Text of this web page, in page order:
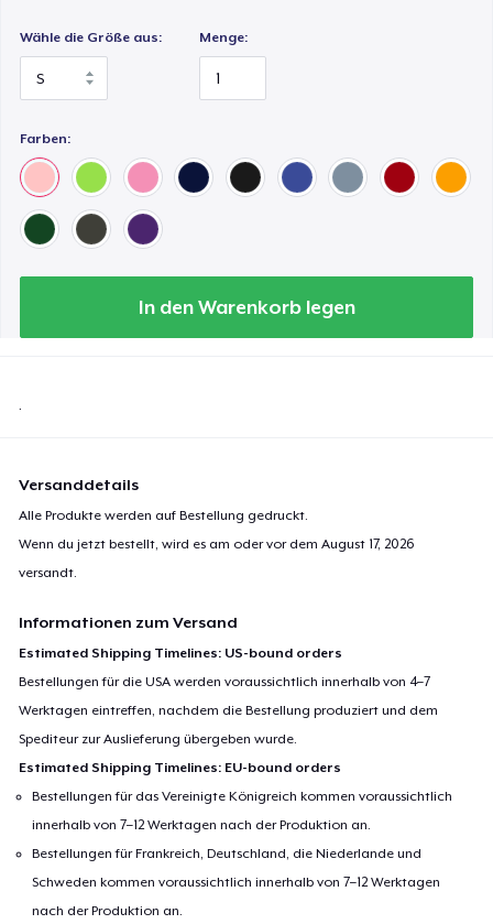
Wähle die Größe aus: Menge:
Farben:
In den Warenkorb legen
.
Versanddetails
Alle Produkte werden auf Bestellung gedruckt.
Wenn du jetzt bestellt, wird es am oder vor demAugust 17, 2026
versandt.
Informationen zum Versand
Estimated Shipping Timelines: US-bound orders
Bestellungen für die USA werden voraussichtlich innerhalb von 4–7
Werktagen eintreffen, nachdem die Bestellung produziert und dem
Spediteur zur Auslieferung übergeben wurde.
Estimated Shipping Timelines: EU-bound orders
Bestellungen für das Vereinigte Königreich kommen voraussichtlich
innerhalb von 7–12 Werktagen nach der Produktion an.
Bestellungen für Frankreich, Deutschland, die Niederlande und
Schweden kommen voraussichtlich innerhalb von 7–12 Werktagen
nach der Produktion an.